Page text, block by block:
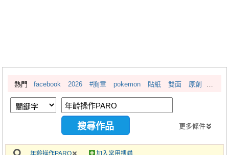
繪圖藝廊
交流中心
攤位轉讓區
會員中心
熱門 facebook 2026 #胸章 pokemon 貼紙 雙面 原創
更多條件
年齡操作PARO 加入常用搜尋